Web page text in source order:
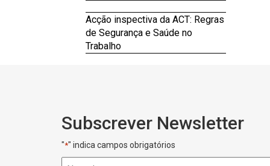
Acção inspectiva da ACT: Regras
de Segurança e Saúde no
Trabalho
Subscrever Newsletter
"*" indica campos obrigatórios
Nome